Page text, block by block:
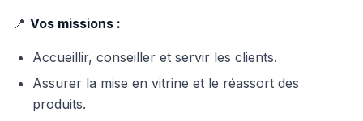
📍 Vos missions :
Accueillir, conseiller et servir les clients.
Assurer la mise en vitrine et le réassort des
produits.